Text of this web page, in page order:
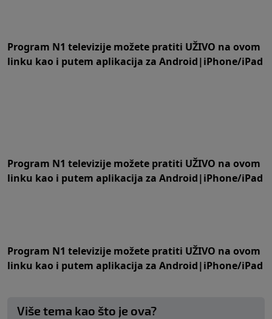
Program N1 televizije možete pratiti UŽIVO na ovom
linku kao i putem aplikacija za Android|iPhone/iPad
Program N1 televizije možete pratiti UŽIVO na ovom
linku kao i putem aplikacija za Android|iPhone/iPad
Program N1 televizije možete pratiti UŽIVO na ovom
linku kao i putem aplikacija za Android|iPhone/iPad
Više tema kao što je ova?